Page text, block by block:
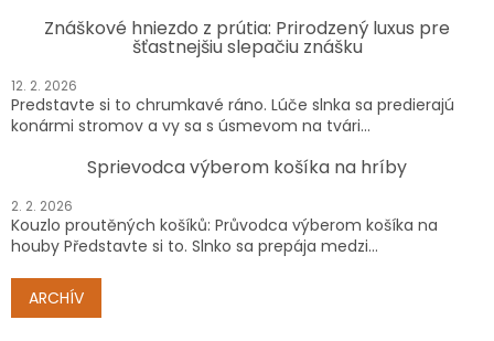
Znáškové hniezdo z prútia: Prirodzený luxus pre
šťastnejšiu slepačiu znášku
12. 2. 2026
Predstavte si to chrumkavé ráno. Lúče slnka sa predierajú
konármi stromov a vy sa s úsmevom na tvári...
Sprievodca výberom košíka na hríby
2. 2. 2026
Kouzlo proutěných košíků: Průvodca výberom košíka na
houby Představte si to. Slnko sa prepája medzi...
ARCHÍV